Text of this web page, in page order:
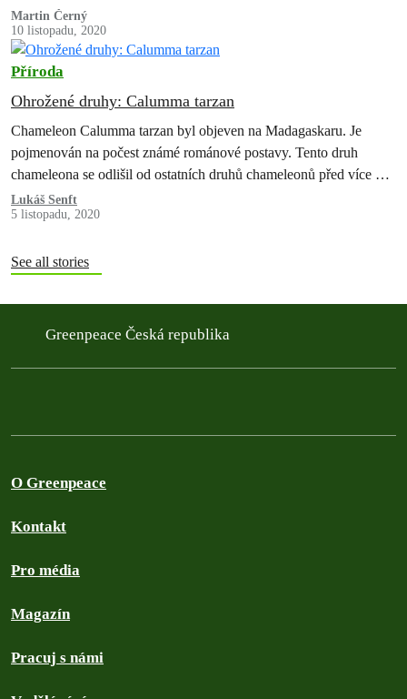
dnešní mainstreamové ekonomie…
Martin Černý
10 listopadu, 2020
Příroda
Ohrožené druhy: Calumma tarzan
Chameleon Calumma tarzan byl objeven na Madagaskaru. Je
pojmenován na počest známé románové postavy. Tento druh
chameleona se odlišil od ostatních druhů chameleonů před více než
40 miliony lety (pro…
Lukáš Senft
5 listopadu, 2020
See all stories
Greenpeace Česká republika
O Greenpeace
Kontakt
Pro média
Magazín
Pracuj s námi